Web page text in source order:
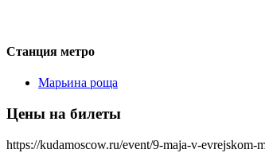
Станция метро
Марьина роща
Цены на билеты
https://kudamoscow.ru/event/9-maja-v-evrejskom-